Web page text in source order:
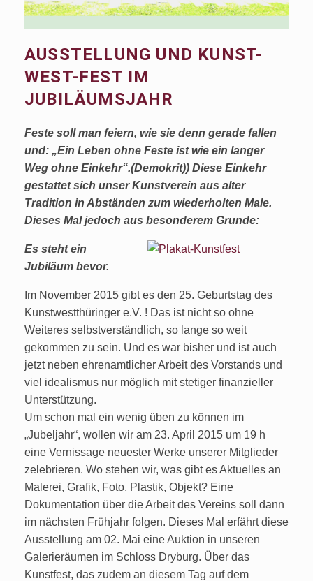
AUSSTELLUNG UND KUNST-
WEST-FEST IM
JUBILÄUMSJAHR
Feste soll man feiern, wie sie denn gerade fallen
und: „Ein Leben ohne Feste ist wie ein langer
Weg ohne Einkehr“.(Demokrit)) Diese Einkehr
gestattet sich unser Kunstverein aus alter
Tradition in Abständen zum wiederholten Male.
Dieses Mal jedoch aus besonderem Grunde:
Es steht ein
Jubiläum bevor.
Im November 2015 gibt es den 25. Geburtstag des
Kunstwestthüringer e.V. ! Das ist nicht so ohne
Weiteres selbstverständlich, so lange so weit
gekommen zu sein. Und es war bisher und ist auch
jetzt neben ehrenamtlicher Arbeit des Vorstands und
viel idealismus nur möglich mit stetiger finanzieller
Unterstützung.
Um schon mal ein wenig üben zu können im
„Jubeljahr“, wollen wir am 23. April 2015 um 19 h
eine Vernissage neuester Werke unserer Mitglieder
zelebrieren. Wo stehen wir, was gibt es Aktuelles an
Malerei, Grafik, Foto, Plastik, Objekt? Eine
Dokumentation über die Arbeit des Vereins soll dann
im nächsten Frühjahr folgen. Dieses Mal erfährt diese
Ausstellung am 02. Mai eine Auktion in unseren
Galerieräumen im Schloss Dryburg. Über das
Kunstfest, das zudem an diesem Tag auf dem